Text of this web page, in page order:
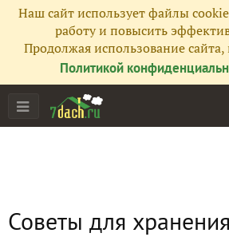
Наш сайт использует файлы
работу и повысить
Продолжая использование сайта,
Политикой
Советы для